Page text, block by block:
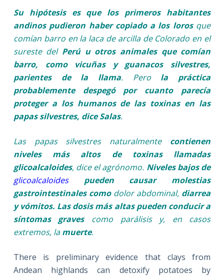
Su hipótesis es que los primeros habitantes
andinos pudieron haber copiado a los loros que
comían barro en la laca de arcilla de Colorado en el
sureste del Perú u otros animales que comían
barro, como vicuñas y guanacos silvestres,
parientes de la llama. Pero la práctica
probablemente despegó por cuanto parecía
proteger a los humanos de las toxinas en las
papas silvestres, dice Salas.
Las papas silvestres naturalmente contienen
niveles más altos de toxinas llamadas
glicoalcaloides, dice el agrónomo. Niveles bajos de
glicoalcaloides
pueden causar molestias
gastrointestinales comodolor abdominal, diarrea
y vómitos. Las dosis más altas pueden conducir a
síntomas gravescomo parálisis y, en casos
extremos, lamuerte.
There is preliminary evidence that clays from
Andean highlands can detoxify potatoes by